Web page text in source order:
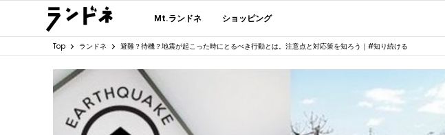
Mt.ランドネ ショッピング
Top ランドネ 避難？待機？地震が起こった時にとるべき行動とは。注意点と対応策を知ろう｜#知り続ける